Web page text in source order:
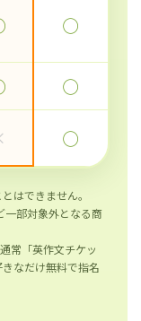
◯
◯
◯
はできません。
部対象外となる商
常「英作文チケッ
なだけ無料で指名